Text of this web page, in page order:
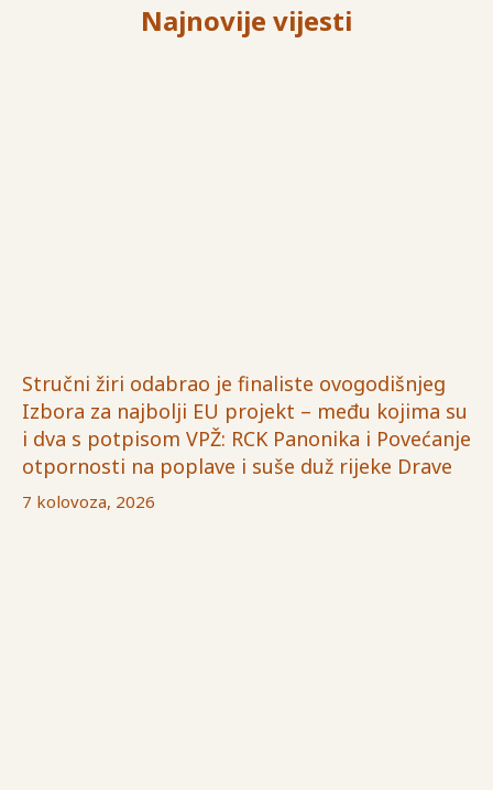
Najnovije vijesti
Stručni žiri odabrao je finaliste ovogodišnjeg
Izbora za najbolji EU projekt – među kojima su
i dva s potpisom VPŽ: RCK Panonika i Povećanje
otpornosti na poplave i suše duž rijeke Drave
7 kolovoza, 2026